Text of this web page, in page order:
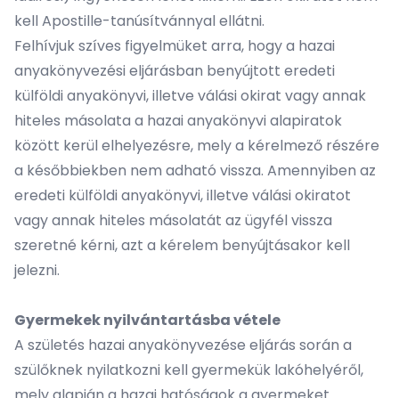
kell Apostille-tanúsítvánnyal ellátni.
Felhívjuk szíves figyelmüket arra, hogy a hazai
anyakönyvezési eljárásban benyújtott eredeti
külföldi anyakönyvi, illetve válási okirat vagy annak
hiteles másolata a hazai anyakönyvi alapiratok
között kerül elhelyezésre, mely a kérelmező részére
a későbbiekben nem adható vissza. Amennyiben az
eredeti külföldi anyakönyvi, illetve válási okiratot
vagy annak hiteles másolatát az ügyfél vissza
szeretné kérni, azt a kérelem benyújtásakor kell
jelezni.
Gyermekek nyilvántartásba vétele
A születés hazai anyakönyvezése eljárás során a
szülőknek nyilatkozni kell gyermekük lakóhelyéről,